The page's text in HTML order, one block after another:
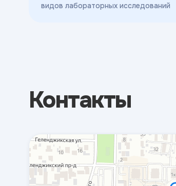
видов лабораторных исследований
Контакты